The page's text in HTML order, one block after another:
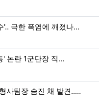
'.. 극한 폭염에 깨졌나…
' 논란 1군단장 직…
사팀장 숨진 채 발견..…